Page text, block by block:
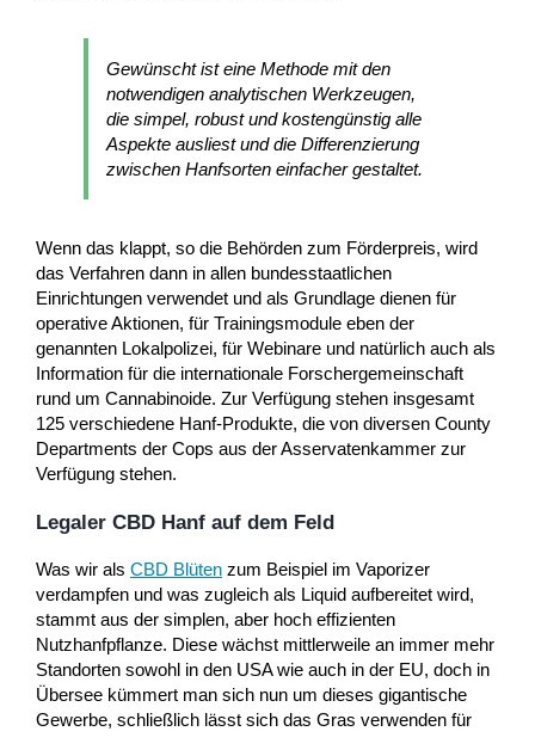
Gewünscht ist eine Methode mit den
notwendigen analytischen Werkzeugen,
die simpel, robust und kostengünstig alle
Aspekte ausliest und die Differenzierung
zwischen Hanfsorten einfacher gestaltet.
Wenn das klappt, so die Behörden zum Förderpreis, wird
das Verfahren dann in allen bundesstaatlichen
Einrichtungen verwendet und als Grundlage dienen für
operative Aktionen, für Trainingsmodule eben der
genannten Lokalpolizei, für Webinare und natürlich auch als
Information für die internationale Forschergemeinschaft
rund um Cannabinoide. Zur Verfügung stehen insgesamt
125 verschiedene Hanf-Produkte, die von diversen County
Departments der Cops aus der Asservatenkammer zur
Verfügung stehen.
Legaler CBD Hanf auf dem Feld
Was wir als CBD Blüten zum Beispiel im Vaporizer
verdampfen und was zugleich als Liquid aufbereitet wird,
stammt aus der simplen, aber hoch effizienten
Nutzhanfpflanze. Diese wächst mittlerweile an immer mehr
Standorten sowohl in den USA wie auch in der EU, doch in
Übersee kümmert man sich nun um dieses gigantische
Gewerbe, schließlich lässt sich das Gras verwenden für